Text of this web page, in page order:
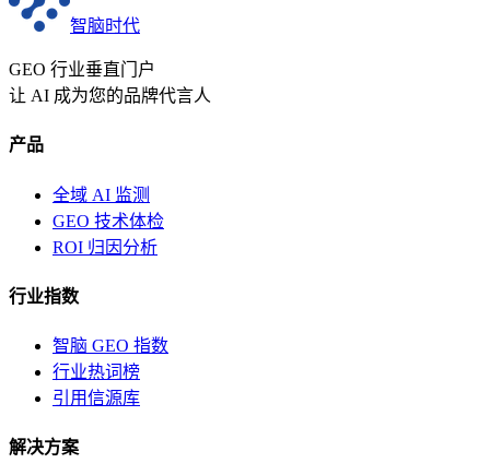
智脑时代
GEO 行业垂直门户
让 AI 成为您的品牌代言人
产品
全域 AI 监测
GEO 技术体检
ROI 归因分析
行业指数
智脑 GEO 指数
行业热词榜
引用信源库
解决方案